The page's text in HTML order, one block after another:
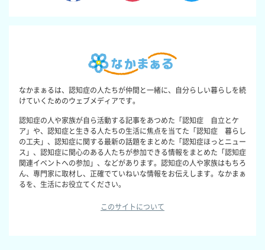
なかまぁるは、認知症の人たちが仲間と一緒に、自分らしい暮らしを続
けていくためのウェブメディアです。
認知症の人や家族が自ら活動する記事をあつめた「認知症 自立とケ
ア」や、認知症と生きる人たちの生活に焦点を当てた「認知症 暮らし
の工夫」、認知症に関する最新の話題をまとめた「認知症ほっとニュー
ス」、認知症に関心のある人たちが参加できる情報をまとめた「認知症
関連イベントへの参加」、などがあります。認知症の人や家族はもちろ
ん、専門家に取材し、正確でていねいな情報をお伝えします。なかまぁ
るを、生活にお役立てください。
このサイトについて